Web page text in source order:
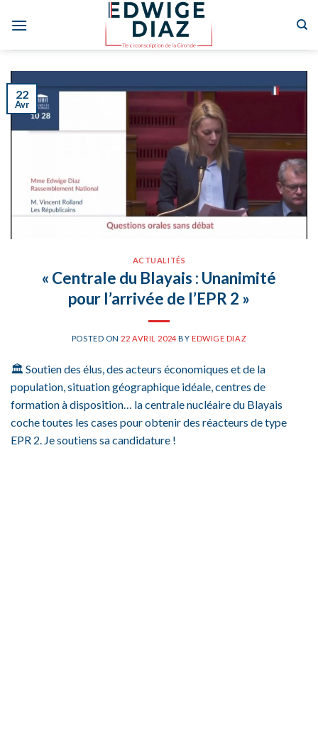
22
Avr
ACTUALITÉS
« Centrale du Blayais : Unanimité
pour l’arrivée de l’EPR 2 »
POSTED ON 22 AVRIL 2024 BY EDWIGE DIAZ
🏛️ Soutien des élus, des acteurs économiques et de la
population, situation géographique idéale, centres de
formation à disposition… la centrale nucléaire du Blayais
coche toutes les cases pour obtenir des réacteurs de type
EPR 2. Je soutiens sa candidature !